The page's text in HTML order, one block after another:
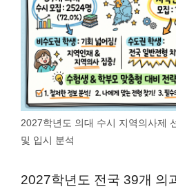
2027학년도 의대 수시 지역의사제
및 입시 분석
2027학년도 전국 39개 의